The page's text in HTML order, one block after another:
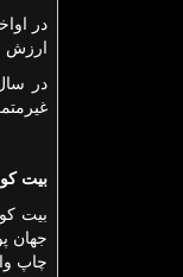
ارزش
بیت
بیت
جهان
چاپ